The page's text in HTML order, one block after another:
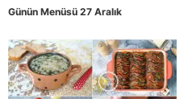
Günün Menüsü 27 Aralık